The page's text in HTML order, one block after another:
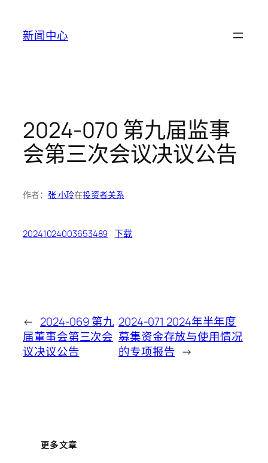
新闻中心
2024-070 第九届监事
会第三次会议决议公告
作者： 张 小玲在投资者关系
20241024003653489 下载
← 2024-069 第九
届董事会第三次会
议决议公告
2024-071 2024年半年度
募集资金存放与使用情况
的专项报告 →
更多文章